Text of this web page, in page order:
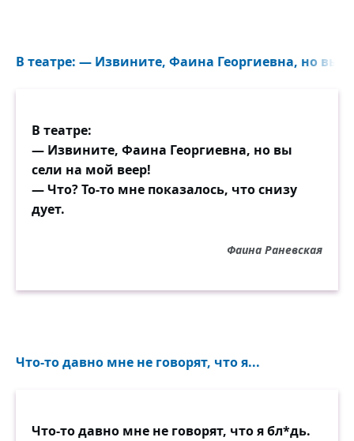
В театре: — Извините, Фаина Георгиевна, но вы
В театре:
— Извините, Фаина Георгиевна, но вы
сели на мой веер!
— Что? То-то мне показалось, что снизу
дует.
Фаина Раневская
Что-то давно мне не говорят, что я...
Что-то давно мне не говорят, что я бл*дь.